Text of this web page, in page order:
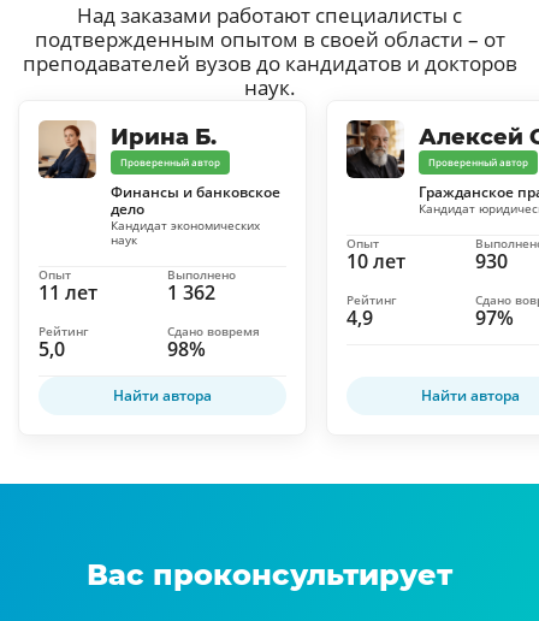
Над заказами работают специалисты с
подтвержденным опытом в своей области – от
преподавателей вузов до кандидатов и докторов
наук.
Ирина Б.
Проверенный автор
Финансы и банковское
дело
Кандидат экономических
наук
11 лет
Опыт
1 362
Выполнено
5,0
Рейтинг
98%
Сдано вовремя
Найти автора
Алексей
Проверенный автор
Гражданское
Кандидат
10 лет
Опыт
930
4,9
Рейтинг
97%
Сдано
Найти автора
Вас проконсультирует